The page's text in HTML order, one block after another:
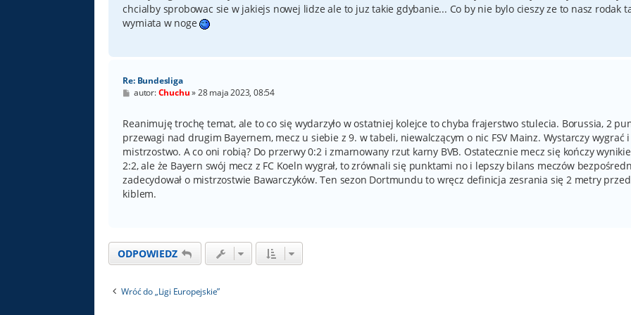
chcialby sprobowac sie w jakiejs nowej lidze ale to juz takie gdybanie... Co by nie bylo cieszy ze to nasz rodak
wymiata w noge
Re: Bundesliga
P
t
autor:Chuchu»28 maja 2023, 08:54
Reanimuję trochę temat, ale to co się wydarzyło w ostatniej kolejce to chyba frajerstwo stulecia. Borussia, 2
przewagi nad drugim Bayernem, mecz u siebie z 9. w tabeli, niewalczącym o nic FSV Mainz. Wystarczy wygrać
mistrzostwo. A co oni robią? Do przerwy 0:2 i zmarnowany rzut karny BVB. Ostatecznie mecz się kończy
2:2, ale że Bayern swój mecz z FC Koeln wygrał, to zrównali się punktami no i lepszy bilans meczów
zadecydował o mistrzostwie Bawarczyków. Ten sezon Dortmundu to wręcz definicja zesrania się 2 metry przed
kiblem.
ODPOWIEDZ
Wróć do „Ligi Europejskie”